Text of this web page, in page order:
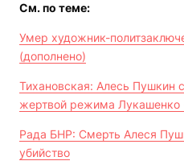
См. по теме:
Умер художник-
(дополнено)
Тихановская: Алесь Пушкин
жертвой режима Лукашенко
Рада БНР: Смерть Алеся
убийство